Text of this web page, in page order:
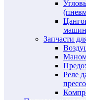
Запчасти
Реле